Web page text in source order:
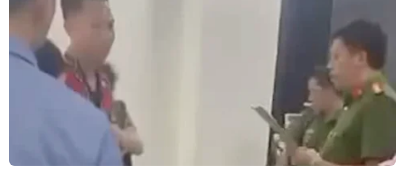
do sự bất cẩn tuyệt đối."